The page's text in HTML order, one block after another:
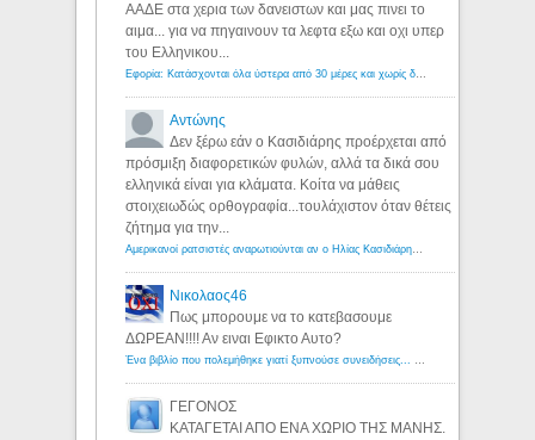
ΑΑΔΕ στα χερια των δανειστων και μας πινει το
αιμα... για να πηγαινουν τα λεφτα εξω και οχι υπερ
του Ελληνικου...
Εφορία: Κατάσχονται όλα ύστερα από 30 μέρες και χωρίς δικαστικές αποφάσεις - Λόγιος Ερμής
Αντώνης
Δεν ξέρω εάν ο Κασιδιάρης προέρχεται από
πρόσμιξη διαφορετικών φυλών, αλλά τα δικά σου
ελληνικά είναι για κλάματα. Κοίτα να μάθεις
στοιχειωδώς ορθογραφία...τουλάχιστον όταν θέτεις
ζήτημα για την...
Αμερικανοί ρατσιστές αναρωτιούνται αν ο Ηλίας Κασιδιάρης ανήκει στη λευκή φυλή... - Λόγιος Ερμής
Νικολαος46
Πως μπορουμε να το κατεβασουμε
ΔΩΡΕΑΝ!!!! Αν ειναι Εφικτο Αυτο?
Ένα βιβλίο που πολεμήθηκε γιατί ξυπνούσε συνειδήσεις... - Λόγιος Ερμής | Η γνώση ξεκινάει με την αναζήτηση...
ΓΕΓΟΝΟΣ
ΚΑΤΑΓΕΤΑΙ ΑΠΟ ΕΝΑ ΧΩΡΙΟ ΤΗΣ ΜΑΝΗΣ.